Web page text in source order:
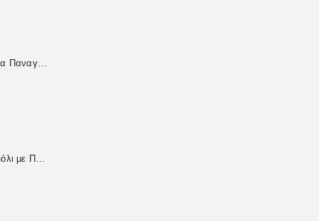
Χειροποίητη Εικόνα Παναγία Επτασπάθη από Υγρό Γυαλί